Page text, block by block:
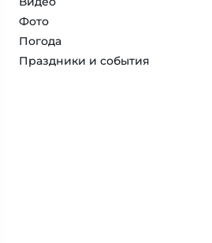
Фото
Погода
Праздники и события